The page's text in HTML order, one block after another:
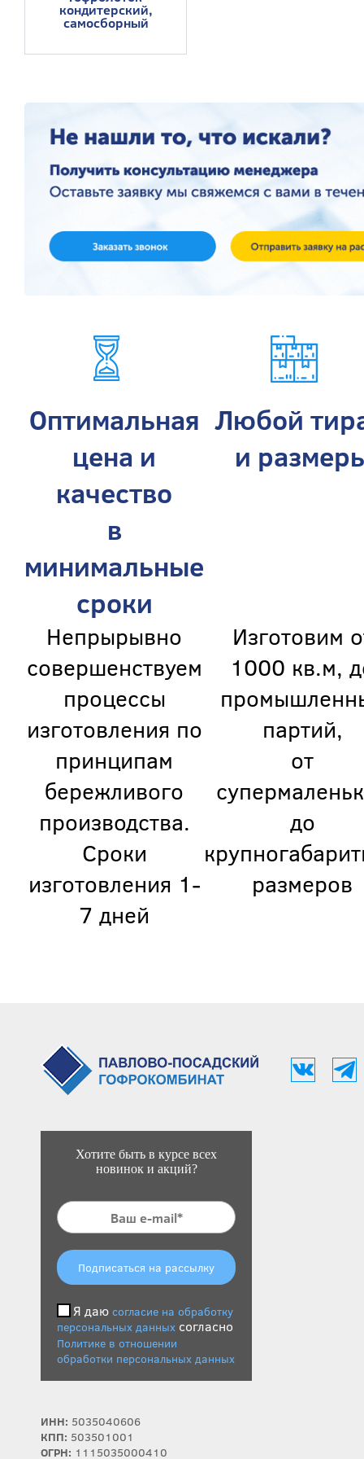
кондитерский,
самосборный
Оптимальная
цена и
качество
в
минимальные
сроки
Любой
и
Непрырывно
совершенствуем
процессы
изготовления по
принципам
бережливого
производства.
Сроки
изготовления 1-
7 дней
Изготовим
1000 кв.м,
партий,
от
до
размеров
Хотите быть в курсе всех
новинок и акций?
Подписаться на рассылку
Я даю согласие на обработку
персональных данных согласно
Политике в отношении
обработки персональных данных
ИНН: 5035040606
КПП: 503501001
ОГРН: 1115035000410